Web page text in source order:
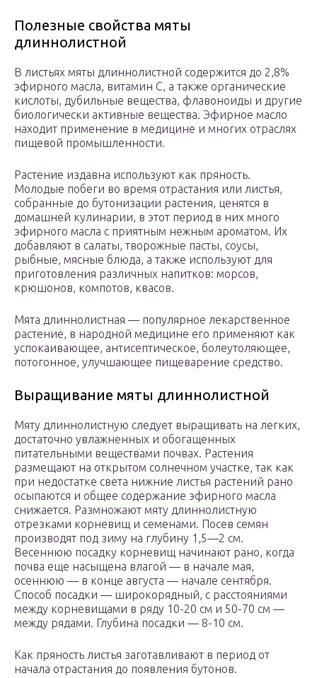
Полезные свойства мяты
длиннолистной
В листьях мяты длиннолистной содержится до 2,8%
эфирного масла, витамин С, а также органические
кислоты, дубильные вещества, флавоноиды и другие
биологически активные вещества. Эфирное масло
находит применение в медицине и многих отраслях
пищевой промышленности.
Растение издавна используют как пряность.
Молодые побеги во время отрастания или листья,
собранные до бутонизации растения, ценятся в
домашней кулинарии, в этот период в них много
эфирного масла с приятным нежным ароматом. Их
добавляют в салаты, творожные пасты, соусы,
рыбные, мясные блюда, а также используют для
приготовления различных напитков: морсов,
крюшонов, компотов, квасов.
Мята длиннолистная — популярное лекарственное
растение, в народной медицине его применяют как
успокаивающее, антисептическое, болеутоляющее,
потогонное, улучшающее пищеварение средство.
Выращивание мяты длиннолистной
Мяту длиннолистную следует выращивать на легких,
достаточно увлажненных и обогащенных
питательными веществами почвах. Растения
размещают на открытом солнечном участке, так как
при недостатке света нижние листья растений рано
осыпаются и общее содержание эфирного масла
снижается. Размножают мяту длиннолистную
отрезками корневищ и семенами. Посев семян
производят под зиму на глубину 1,5—2 см.
Весеннюю посадку корневищ начинают рано, когда
почва еще насыщена влагой — в начале мая,
осеннюю — в конце августа — начале сентября.
Способ посадки — широкорядный, с расстояниями
между корневищами в ряду 10-20 см и 50-70 см —
между рядами. Глубина посадки — 8-10 см.
Как пряность листья заготавливают в период от
начала отрастания до появления бутонов.